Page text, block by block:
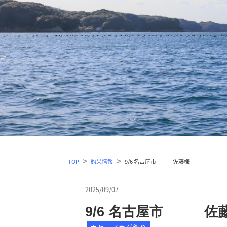
TOP 釣果情報 9/6 名古屋市 佐藤様
2025/09/07
9/6 名古屋市 佐